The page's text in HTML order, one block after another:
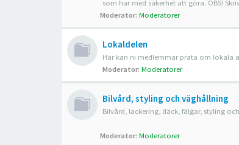
som har med säkerhet att göra. OBS!
Moderator: Moderatorer
Lokaldelen
Här kan ni medlemmar prata om lokala
Moderator: Moderatorer
Bilvård, styling och väghållning
Bilvård, lackering, däck, fälgar, styling
Moderator: Moderatorer